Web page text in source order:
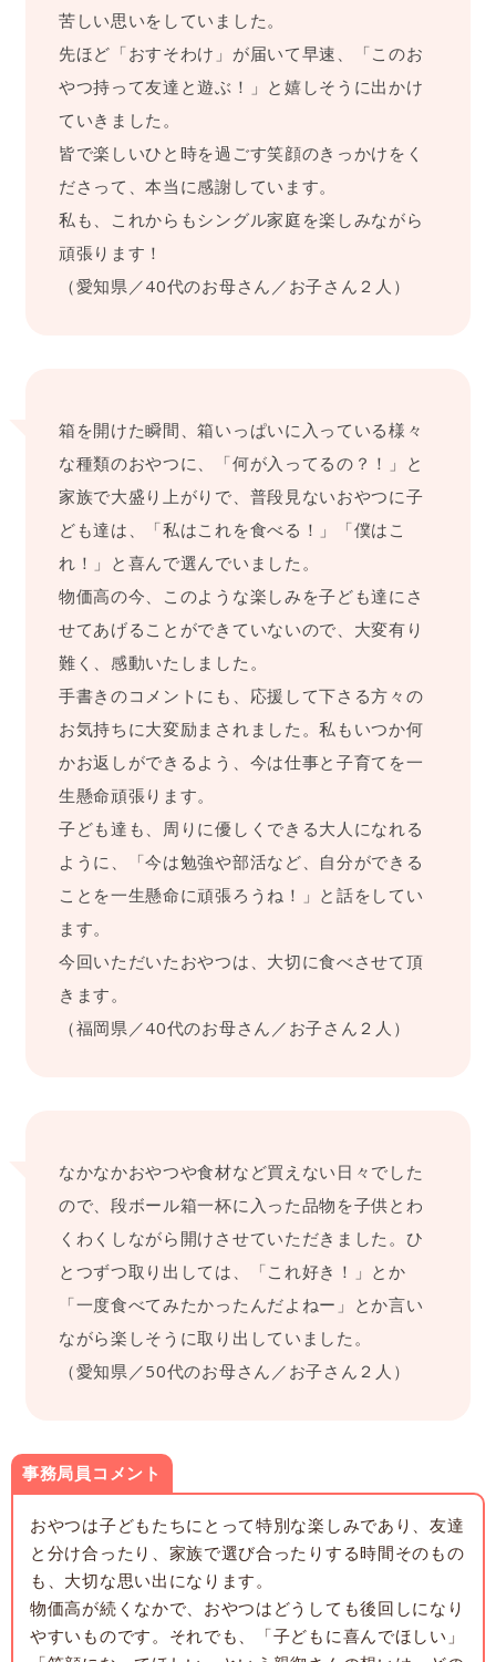
苦しい思いをしていました。
先ほど「おすそわけ」が届いて早速、「このお
やつ持って友達と遊ぶ！」と嬉しそうに出かけ
ていきました。
皆で楽しいひと時を過ごす笑顔のきっかけをく
ださって、本当に感謝しています。
私も、これからもシングル家庭を楽しみながら
頑張ります！
（愛知県／40代のお母さん／お子さん２人）
箱を開けた瞬間、箱いっぱいに入っている様々
な種類のおやつに、「何が入ってるの？！」と
家族で大盛り上がりで、普段見ないおやつに子
ども達は、「私はこれを食べる！」「僕はこ
れ！」と喜んで選んでいました。
物価高の今、このような楽しみを子ども達にさ
せてあげることができていないので、大変有り
難く、感動いたしました。
手書きのコメントにも、応援して下さる方々の
お気持ちに大変励まされました。私もいつか何
かお返しができるよう、今は仕事と子育てを一
生懸命頑張ります。
子ども達も、周りに優しくできる大人になれる
ように、「今は勉強や部活など、自分ができる
ことを一生懸命に頑張ろうね！」と話をしてい
ます。
今回いただいたおやつは、大切に食べさせて頂
きます。
（福岡県／40代のお母さん／お子さん２人）
なかなかおやつや食材など買えない日々でした
ので、段ボール箱一杯に入った品物を子供とわ
くわくしながら開けさせていただきました。ひ
とつずつ取り出しては、「これ好き！」とか
「一度食べてみたかったんだよねー」とか言い
ながら楽しそうに取り出していました。
（愛知県／50代のお母さん／お子さん２人）
事務局員コメント
おやつは子どもたちにとって特別な楽しみであり、友達
と分け合ったり、家族で選び合ったりする時間そのもの
も、大切な思い出になります。
物価高が続くなかで、おやつはどうしても後回しになり
やすいものです。それでも、「子どもに喜んでほしい」